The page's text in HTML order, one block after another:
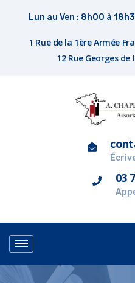
Lun au Ven : 8h00 à
1 Rue de la 1ère Armée
12 Rue Georges
03